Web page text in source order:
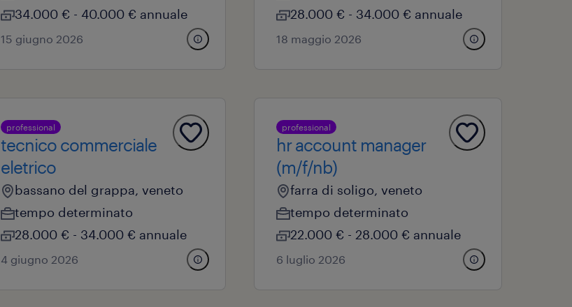
34.000 € - 40.000 € annuale
15 giugno 2026
28.000 € - 34.000 € annuale
18 maggio 2026
professional
tecnico commerciale
eletrico
bassano del grappa, veneto
tempo determinato
28.000 € - 34.000 € annuale
4 giugno 2026
professional
hr account manager
(m/f/nb)
farra di soligo, veneto
tempo determinato
22.000 € - 28.000 € annuale
6 luglio 2026